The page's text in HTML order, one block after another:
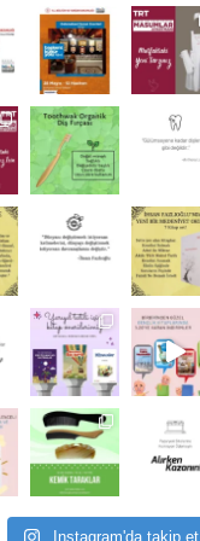
Instagram'da takip et